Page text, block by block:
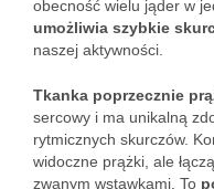
obecność wielu jąder w
umożliwia szybkie
naszej aktywności.
Tkanka poprzecznie
sercowy i ma unikalną
rytmicznych skurczów.
widoczne prążki, ale
zwanym wstawkami. To